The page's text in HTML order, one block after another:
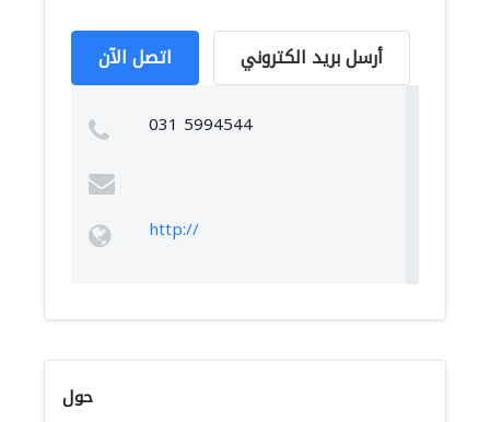
اتصل الآن أرسل بريد الكتروني
031 5994544
http://
حول